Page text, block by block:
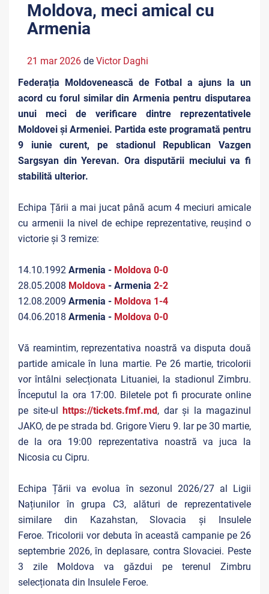
Moldova, meci amical cu
Armenia
21 mar 2026 de Victor Daghi
Federația Moldovenească de Fotbal a ajuns la un
acord cu forul similar din Armenia pentru disputarea
unui meci de verificare dintre reprezentativele
Moldovei și Armeniei. Partida este programată pentru
9 iunie curent, pe stadionul Republican Vazgen
Sargsyan din Yerevan. Ora disputării meciului va fi
stabilită ulterior.
Echipa Țării a mai jucat până acum 4 meciuri amicale
cu armenii la nivel de echipe reprezentative, reușind o
victorie și 3 remize:
14.10.1992 Armenia - Moldova 0-0
28.05.2008 Moldova - Armenia 2-2
12.08.2009 Armenia - Moldova 1-4
04.06.2018 Armenia - Moldova 0-0
Vă reamintim, reprezentativa noastră va disputa două
partide amicale în luna martie. Pe 26 martie, tricolorii
vor întâlni selecționata Lituaniei, la stadionul Zimbru.
Începutul la ora 17:00. Biletele pot fi procurate online
pe site-ul https://tickets.fmf.md, dar și la magazinul
JAKO, de pe strada bd. Grigore Vieru 9. Iar pe 30 martie,
de la ora 19:00 reprezentativa noastră va juca la
Nicosia cu Cipru.
Echipa Țării va evolua în sezonul 2026/27 al Ligii
Națiunilor în grupa C3, alături de reprezentativele
similare din Kazahstan, Slovacia și Insulele
Feroe. Tricolorii vor debuta în această campanie pe 26
septembrie 2026, în deplasare, contra Slovaciei. Peste
3 zile Moldova va găzdui pe terenul Zimbru
selecționata din Insulele Feroe.